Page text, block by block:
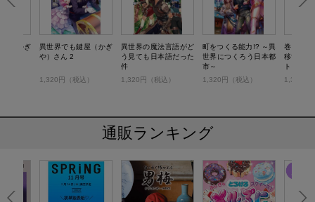
屋（かぎ
異世界でも鍵屋（かぎ
や）さん 2
1,320円（税込）
異世界の魔法言語がど
う見ても日本語だった
件
1,320円（税込）
町をつくる能力!? ～異
世界につくろう日本都
市～
1,320円（税込）
巻き込ま
移する奴
ト 3
1,320円
通販ランキング